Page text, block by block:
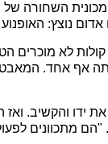
השחורה
נוצץ:
לא מוכרים
אף אחד.
ידו והקשיב. ואז
"הם מתכוונים